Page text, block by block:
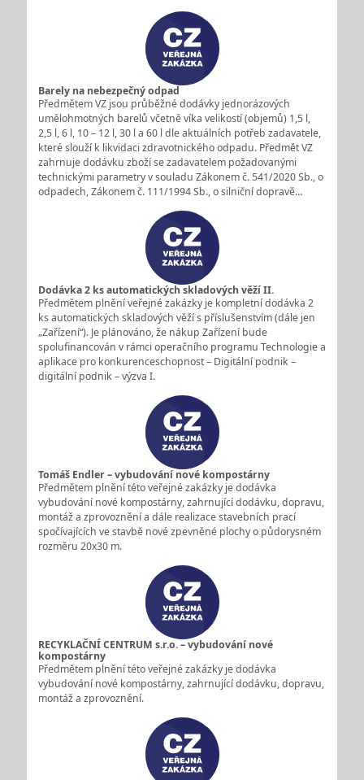
Barely na nebezpečný odpad
Předmětem VZ jsou průběžné dodávky jednorázových
umělohmotných barelů včetně víka velikostí (objemů) 1,5 l,
2,5 l, 6 l, 10 – 12 l, 30 l a 60 l dle aktuálních potřeb zadavatele,
které slouží k likvidaci zdravotnického odpadu. Předmět VZ
zahrnuje dodávku zboží se zadavatelem požadovanými
technickými parametry v souladu Zákonem č. 541/2020 Sb., o
odpadech, Zákonem č. 111/1994 Sb., o silniční dopravě…
Dodávka 2 ks automatických skladových věží II.
Předmětem plnění veřejné zakázky je kompletní dodávka 2
ks automatických skladových věží s příslušenstvím (dále jen
„Zařízení“). Je plánováno, že nákup Zařízení bude
spolufinancován v rámci operačního programu Technologie a
aplikace pro konkurenceschopnost – Digitální podnik –
digitální podnik – výzva I.
Tomáš Endler – vybudování nové kompostárny
Předmětem plnění této veřejné zakázky je dodávka
vybudování nové kompostárny, zahrnující dodávku, dopravu,
montáž a zprovoznění a dále realizace stavebních prací
spočívajících ve stavbě nové zpevněné plochy o půdorysném
rozměru 20x30 m.
RECYKLAČNÍ CENTRUM s.r.o. – vybudování nové
kompostárny
Předmětem plnění této veřejné zakázky je dodávka
vybudování nové kompostárny, zahrnující dodávku, dopravu,
montáž a zprovoznění.